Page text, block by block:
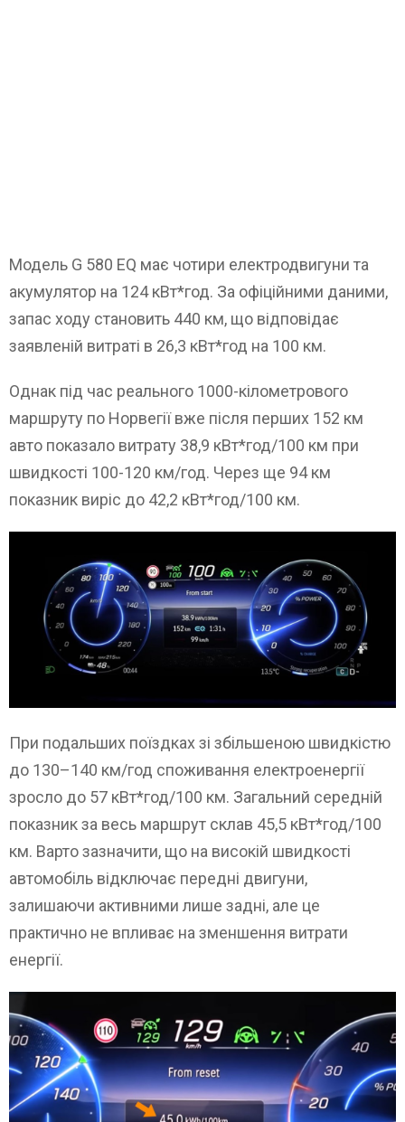
Модель G 580 EQ має чотири електродвигуни та
акумулятор на 124 кВт*год. За офіційними даними,
запас ходу становить 440 км, що відповідає
заявленій витраті в 26,3 кВт*год на 100 км.
Однак під час реального 1000-кілометрового
маршруту по Норвегії вже після перших 152 км
авто показало витрату 38,9 кВт*год/100 км при
швидкості 100-120 км/год. Через ще 94 км
показник виріс до 42,2 кВт*год/100 км.
При подальших поїздках зі збільшеною швидкістю
до 130–140 км/год споживання електроенергії
зросло до 57 кВт*год/100 км. Загальний середній
показник за весь маршрут склав 45,5 кВт*год/100
км. Варто зазначити, що на високій швидкості
автомобіль відключає передні двигуни,
залишаючи активними лише задні, але це
практично не впливає на зменшення витрати
енергії.